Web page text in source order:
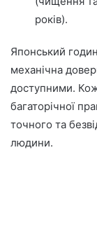
років).
Японський
механічна
доступними.
багаторічної
точного та
людини.